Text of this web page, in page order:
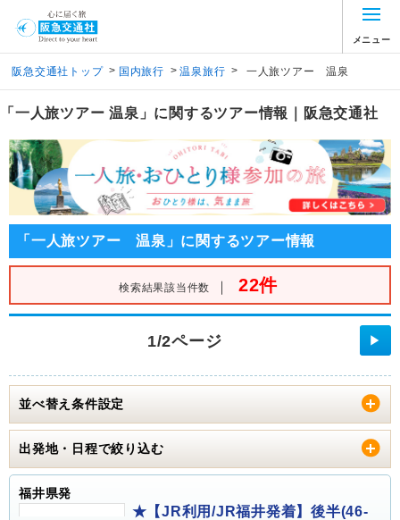
メニュー
阪急交通社トップ > 国内旅行 > 温泉旅行 > 一人旅ツアー 温泉
「一人旅ツアー 温泉」に関するツアー情報｜阪急交通社
「一人旅ツアー 温泉」に関するツアー情報
検索結果該当件数 ｜ 22件
1/2ページ ▶
並べ替え条件設定
出発地・日程で絞り込む
福井県発
★【JR利用/JR福井発着】後半(46-